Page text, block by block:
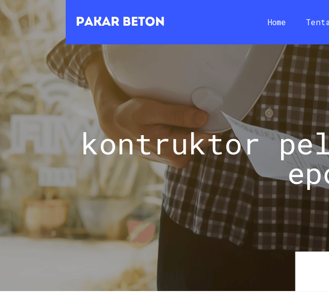
Home
kontruktor